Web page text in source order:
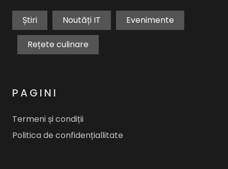
Știri Noutăți IT Evenimente
Rețete culinare
PAGINI
Termeni și condiții
Politica de confidențiallitate